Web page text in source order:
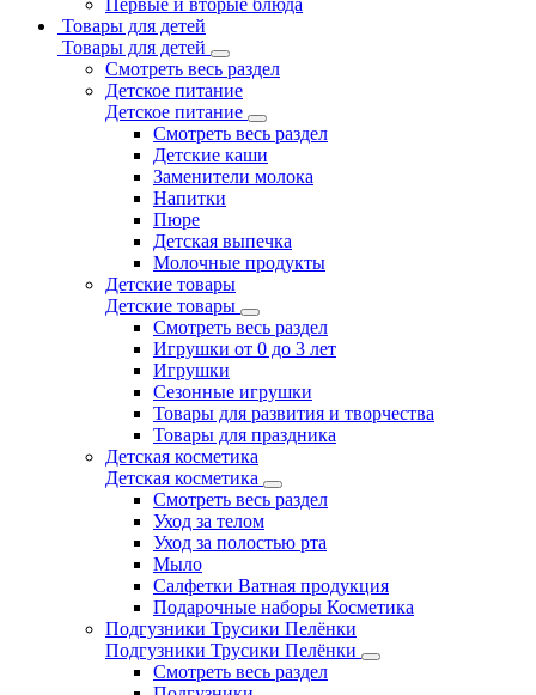
Первые и вторые блюда
Товары для детей
Товары для детей
Смотреть весь раздел
Детское питание
Детское питание
Смотреть весь раздел
Детские каши
Заменители молока
Напитки
Пюре
Детская выпечка
Молочные продукты
Детские товары
Детские товары
Смотреть весь раздел
Игрушки от 0 до 3 лет
Игрушки
Сезонные игрушки
Товары для развития и творчества
Товары для праздника
Детская косметика
Детская косметика
Смотреть весь раздел
Уход за телом
Уход за полостью рта
Мыло
Салфетки Ватная продукция
Подарочные наборы Косметика
Подгузники Трусики Пелёнки
Подгузники Трусики Пелёнки
Смотреть весь раздел